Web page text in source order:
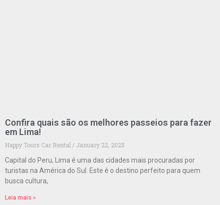
Confira quais são os melhores passeios para fazer
em Lima!
Happy Tours Car Rental
January 22, 2025
Capital do Peru, Lima é uma das cidades mais procuradas por
turistas na América do Sul. Este é o destino perfeito para quem
busca cultura,
Leia mais »